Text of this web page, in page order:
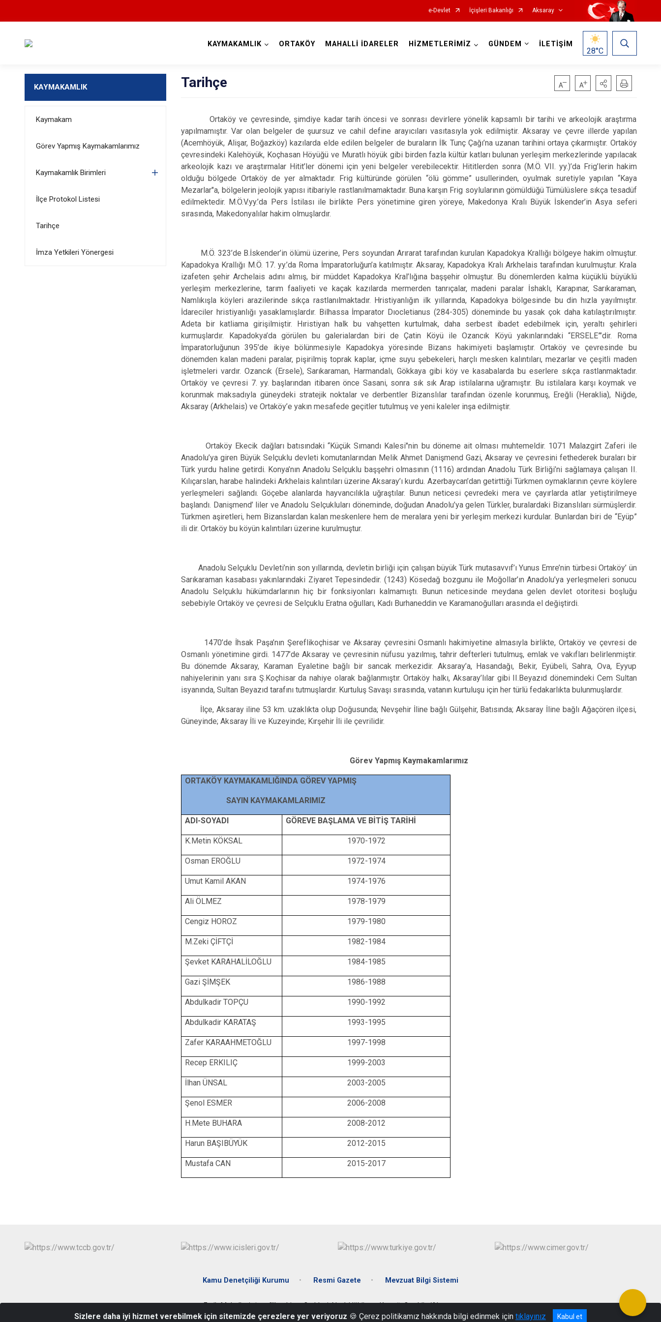
e-Devlet İçişleri Bakanlığı Aksaray
Ağaçören
Eskil
Gülağaç
Güzelyurt
Sultanhanı
KAYMAKAMLIK ORTAKÖY MAHALLİ İDARELER HİZMETLERİMİZ GÜNDEM İLETİŞİM
28°C
KAYMAKAMLIK
Kaymakam
Görev Yapmış Kaymakamlarımız
Kaymakamlık Birimleri
İlçe Protokol Listesi
Tarihçe
İmza Yetkileri Yönergesi
Tarihçe
Ortaköy ve çevresinde, şimdiye kadar tarih öncesi ve sonrası devirlere yönelik kapsamlı bir tarihi ve arkeolojik araştırma
yapılmamıştır. Var olan belgeler de şuursuz ve cahil define arayıcıları vasıtasıyla yok edilmiştir. Aksaray ve çevre illerde yapılan
(Acemhöyük, Alişar, Boğazköy) kazılarda elde edilen belgeler de buraların İlk Tunç Çağı’na uzanan tarihini ortaya çıkarmıştır. Ortaköy
çevresindeki Kalehöyük, Koçhasan Höyüğü ve Muratlı höyük gibi birden fazla kültür katları bulunan yerleşim merkezlerinde yapılacak
arkeolojik kazı ve araştırmalar Hitit’ler dönemi için yeni belgeler verebilecektir. Hititlerden sonra (M.Ö. VII. yy.)’da Frig’lerin hakim
olduğu bölgede Ortaköy de yer almaktadır. Frig kültüründe görülen “ölü gömme” usullerinden, oyulmak suretiyle yapılan “Kaya
Mezarlar"a, bölgelerin jeolojik yapısı itibariyle rastlanılmamaktadır. Buna karşın Frig soylularının gömüldüğü Tümülüslere sıkça tesadüf
edilmektedir. M.Ö.V.yy.’da Pers İstilası ile birlikte Pers yönetimine giren yöreye, Makedonya Kralı Büyük İskender’in Asya seferi
sırasında, Makedonyalılar hakim olmuşlardır.
M.Ö. 323’de B.İskender’in ölümü üzerine, Pers soyundan Arırarat tarafından kurulan Kapadokya Krallığı bölgeye hakim olmuştur.
Kapadokya Krallığı M.Ö. 17. yy.’da Roma İmparatorluğun’a katılmıştır. Aksaray, Kapadokya Kralı Arkhelais tarafından kurulmuştur. Krala
izafeten şehir Archelais adını almış, bir müddet Kapadokya Kral’lığına başşehir olmuştur. Bu dönemlerden kalma küçüklü büyüklü
yerleşim merkezlerine, tarım faaliyeti ve kaçak kazılarda mermerden tanrıçalar, madeni paralar İshaklı, Karapınar, Sarıkaraman,
Namlıkışla köyleri arazilerinde sıkça rastlanılmaktadır. Hristiyanlığın ilk yıllarında, Kapadokya bölgesinde bu din hızla yayılmıştır.
İdareciler hristiyanlığı yasaklamışlardır. Bilhassa İmparator Dıocletianus (284-305) döneminde bu yasak çok daha katılaştırılmıştır.
Adeta bir katliama girişilmiştir. Hıristiyan halk bu vahşetten kurtulmak, daha serbest ibadet edebilmek için, yeraltı şehirleri
kurmuşlardır. Kapadokya’da görülen bu galerialardan biri de Çatin Köyü ile Ozancık Köyü yakınlarındaki “ERSELE”’dir. Roma
İmparatorluğunun 395’de ikiye bölünmesiyle Kapadokya yöresinde Bizans hakimiyeti başlamıştır. Ortaköy ve çevresinde bu
dönemden kalan madeni paralar, pişirilmiş toprak kaplar, içme suyu şebekeleri, harçlı mesken kalıntıları, mezarlar ve çeşitli maden
işletmeleri vardır. Ozancık (Ersele), Sarıkaraman, Harmandalı, Gökkaya gibi köy ve kasabalarda bu eserlere sıkça rastlanmaktadır.
Ortaköy ve çevresi 7. yy. başlarından itibaren önce Sasani, sonra sık sık Arap istilalarına uğramıştır. Bu istilalara karşı koymak ve
korunmak maksadıyla güneydeki stratejik noktalar ve derbentler Bizanslılar tarafından özenle korunmuş, Ereğli (Heraklia), Niğde,
Aksaray (Arkhelais) ve Ortaköy’e yakın mesafede geçitler tutulmuş ve yeni kaleler inşa edilmiştir.
Ortaköy Ekecik dağları batısındaki “Küçük Sımandı Kalesi"nin bu döneme ait olması muhtemeldir. 1071 Malazgirt Zaferi ile
Anadolu’ya giren Büyük Selçuklu devleti komutanlarından Melik Ahmet Danişmend Gazi, Aksaray ve çevresini fethederek buraları bir
Türk yurdu haline getirdi. Konya’nın Anadolu Selçuklu başşehri olmasının (1116) ardından Anadolu Türk Birliği’ni sağlamaya çalışan II.
Kılıçarslan, harabe halindeki Arkhelais kalıntıları üzerine Aksaray’ı kurdu. Azerbaycan’dan getirttiği Türkmen oymaklarının çevre köylere
yerleşmeleri sağlandı. Göçebe alanlarda hayvancılıkla uğraştılar. Bunun neticesi çevredeki mera ve çayırlarda atlar yetiştirilmeye
başlandı. Danişmend’ liler ve Anadolu Selçukluları döneminde, doğudan Anadolu’ya gelen Türkler, buralardaki Bizanslıları sürmüşlerdir.
Türkmen aşiretleri, hem Bizanslardan kalan meskenlere hem de meralara yeni bir yerleşim merkezi kurdular. Bunlardan biri de “Eyüp”
ili dir. Ortaköy bu köyün kalıntıları üzerine kurulmuştur.
Anadolu Selçuklu Devleti’nin son yıllarında, devletin birliği için çalışan büyük Türk mutasavvıf’ı Yunus Emre’nin türbesi Ortaköy’ ün
Sarıkaraman kasabası yakınlarındaki Ziyaret Tepesindedir. (1243) Kösedağ bozgunu ile Moğollar’ın Anadolu’ya yerleşmeleri sonucu
Anadolu Selçuklu hükümdarlarının hiç bir fonksiyonları kalmamıştı. Bunun neticesinde meydana gelen devlet otoritesi boşluğu
sebebiyle Ortaköy ve çevresi de Selçuklu Eratna oğulları, Kadı Burhaneddin ve Karamanoğulları arasında el değiştirdi.
1470’de İhsak Paşa’nın Şereflikoçhisar ve Aksaray çevresini Osmanlı hakimiyetine almasıyla birlikte, Ortaköy ve çevresi de
Osmanlı yönetimine girdi. 1477’de Aksaray ve çevresinin nüfusu yazılmış, tahrir defterleri tutulmuş, emlak ve vakıfları belirlenmiştir.
Bu dönemde Aksaray, Karaman Eyaletine bağlı bir sancak merkezidir. Aksaray’a, Hasandağı, Bekir, Eyübeli, Sahra, Ova, Eyyup
nahiyelerinin yanı sıra Ş.Koçhisar da nahiye olarak bağlanmıştır. Ortaköy halkı, Aksaray’lılar gibi II.Beyazıd dönemindeki Cem Sultan
isyanında, Sultan Beyazıd tarafını tutmuşlardır. Kurtuluş Savaşı sırasında, vatanın kurtuluşu için her türlü fedakarlıkta bulunmuşlardır.
İlçe, Aksaray iline 53 km. uzaklıkta olup Doğusunda; Nevşehir İline bağlı Gülşehir, Batısında; Aksaray İline bağlı Ağaçören ilçesi,
Güneyinde; Aksaray İli ve Kuzeyinde; Kırşehir İli ile çevrilidir.
Görev Yapmış Kaymakamlarımız
ORTAKÖY KAYMAKAMLIĞINDA GÖREV YAPMIŞ
SAYIN KAYMAKAMLARIMIZ
ADI-SOYADI GÖREVE BAŞLAMA VE BİTİŞ TARİHİ
K.Metin KÖKSAL 1970-1972
Osman EROĞLU 1972-1974
Umut Kamil AKAN 1974-1976
Ali ÖLMEZ 1978-1979
Cengiz HOROZ 1979-1980
M.Zeki ÇİFTÇİ 1982-1984
Şevket KARAHALİLOĞLU 1984-1985
Gazi ŞİMŞEK 1986-1988
Abdulkadir TOPÇU 1990-1992
Abdulkadir KARATAŞ 1993-1995
Zafer KARAAHMETOĞLU 1997-1998
Recep ERKILIÇ 1999-2003
İlhan ÜNSAL 2003-2005
Şenol ESMER 2006-2008
H.Mete BUHARA 2008-2012
Harun BAŞIBÜYÜK 2012-2015
Mustafa CAN 2015-2017
Kamu Denetçiliği Kurumu Resmi Gazete Mevzuat Bilgi Sistemi
Fatih Mahallesi, Şereflikoçhisar Caddesi, No:1 Hükümet Konağı Ortaköy/Aksaray
Sizlere daha iyi hizmet verebilmek için sitemizde çerezlere yer veriyoruz 🍪 Çerez politikamız hakkında bilgi edinmek için tıklayınız Kabul et